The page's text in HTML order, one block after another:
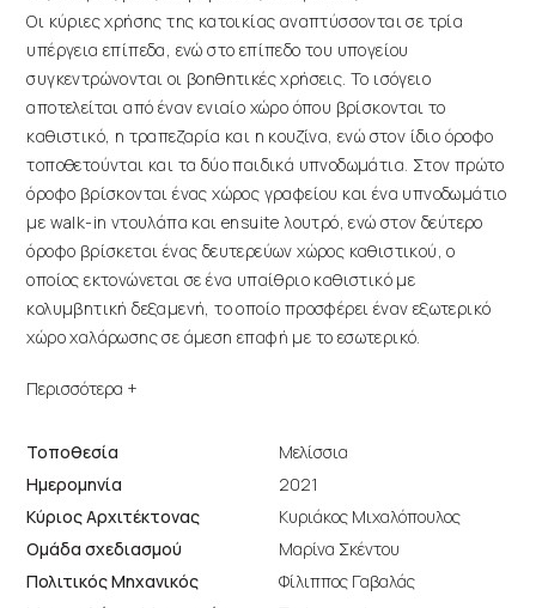
Τοποθεσία
Μελίσσια
Ημερομηνία
2021
Κύριος Αρχιτέκτονας
Κυριάκος Μιχαλόπουλος
Ομάδα σχεδιασμού
Μαρίνα Σκέντου
Πολιτικός Μηχανικός
Φίλιππος Γαβαλάς
Οι κύριες χρήσης της κατοικίας αναπτύσσονται σε τρία
υπέργεια επίπεδα, ενώ στο επίπεδο του υπογείου
συγκεντρώνονται οι βοηθητικές χρήσεις. Το ισόγειο
αποτελείται από έναν ενιαίο χώρο όπου βρίσκονται το
καθιστικό, η τραπεζαρία και η κουζίνα, ενώ στον ίδιο όροφο
τοποθετούνται και τα δύο παιδικά υπνοδωμάτια. Στον πρώτο
όροφο βρίσκονται ένας χώρος γραφείου και ένα υπνοδωμάτιο
με walk-in ντουλάπα και ensuite λουτρό, ενώ στον δεύτερο
όροφο βρίσκεται ένας δευτερεύων χώρος καθιστικού, ο
οποίος εκτονώνεται σε ένα υπαίθριο καθιστικό με
κολυμβητική δεξαμενή, το οποίο προσφέρει έναν εξωτερικό
χώρο χαλάρωσης σε άμεση επαφή με το εσωτερικό.
Βασική σχεδιαστική πρόθεση του κτιρίου αποτελεί η
επιτυγχάνεται μέσω της διαμόρφωσης ενδιάμεσων,
χαλάρωσης και συνεστίασης κατά το μεγαλύτερο μέρος του
χρόνου και εξασφαλίζουν σκίαση και προστασία από τις
καιρικές συνθήκες.
Οι όψεις του κτιρίου διαμορφώνονται με τις προεξοχές των